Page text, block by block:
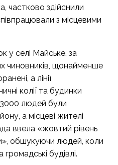
частково здійснили
з місцевими
у селі Майське, за
чиновників, щонайменше
а лінії
колії та будинки
людей були
а місцеві жителі
ввела «жовтий рівень
обшукуючи людей, коли
будівлі.